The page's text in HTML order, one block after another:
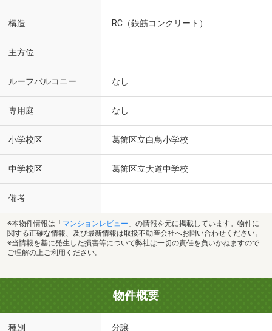
構造 RC（鉄筋コンクリート）
主方位
ルーフバルコニー なし
専用庭 なし
小学校区 葛飾区立白鳥小学校
中学校区 葛飾区立大道中学校
備考
※本物件情報は「 マンションレビュー 」の情報を元に掲載しています。物件に
関する正確な情報、及び最新情報は取扱不動産会社へお問い合わせください。
※当情報を基に発生した損害等について弊社は一切の責任を負いかねますので
ご理解の上ご利用ください。
物件概要
種別 分譲